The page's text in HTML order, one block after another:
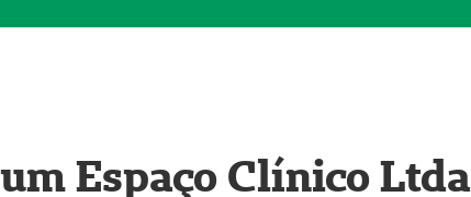
Espaço Clínico Ltda